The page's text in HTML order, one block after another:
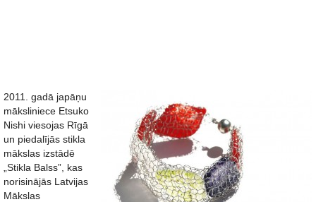
2011. gadā japāņu
māksliniece Etsuko
Nishi viesojas Rīgā
un piedalījās stikla
mākslas izstādē
„Stikla Balss”, kas
norisinājās Latvijas
Mākslas